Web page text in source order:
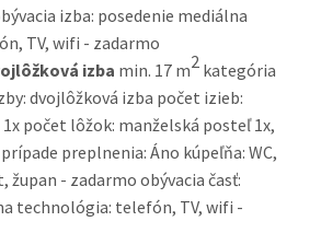
izba: posedenie mediálna
TV, wifi - zadarmo
izba min. 17 m2 kategória
dvojlôžková izba počet izieb:
počet lôžok: manželská posteľ 1x,
preplnenia: Áno kúpeľňa: WC,
župan - zadarmo obývacia časť:
technológia: telefón, TV, wifi -